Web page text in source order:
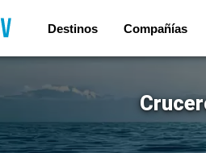
Destinos Compañías